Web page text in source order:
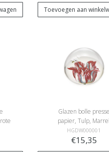
Toevoegen aan
Glazen bolle presse
papier, Tulp, Marrel
HGDW000001
€15,35